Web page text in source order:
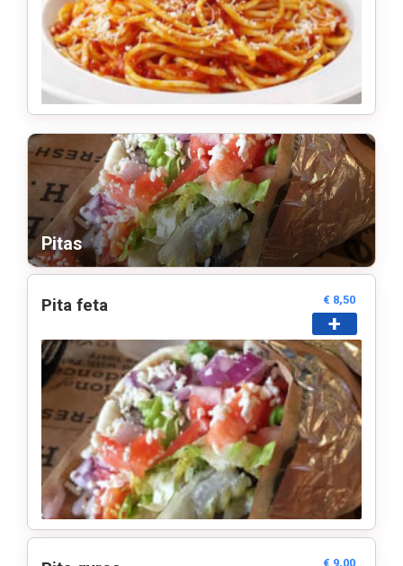
Home
Bestel online
Pitas
Pita feta € 8,50
+
€ 9,00